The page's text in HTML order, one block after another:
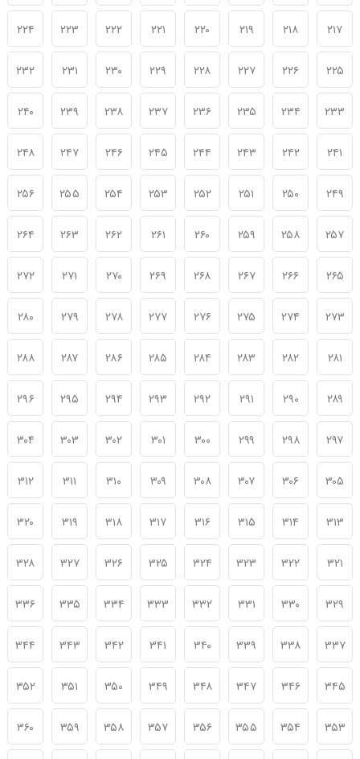
۲۱۷ ۲۱۸ ۲۱۹ ۲۲۰ ۲۲۱ ۲۲۲ ۲۲۳ ۲۲۴
۲۲۵ ۲۲۶ ۲۲۷ ۲۲۸ ۲۲۹ ۲۳۰ ۲۳۱ ۲۳۲
۲۳۳ ۲۳۴ ۲۳۵ ۲۳۶ ۲۳۷ ۲۳۸ ۲۳۹ ۲۴۰
۲۴۱ ۲۴۲ ۲۴۳ ۲۴۴ ۲۴۵ ۲۴۶ ۲۴۷ ۲۴۸
۲۴۹ ۲۵۰ ۲۵۱ ۲۵۲ ۲۵۳ ۲۵۴ ۲۵۵ ۲۵۶
۲۵۷ ۲۵۸ ۲۵۹ ۲۶۰ ۲۶۱ ۲۶۲ ۲۶۳ ۲۶۴
۲۶۵ ۲۶۶ ۲۶۷ ۲۶۸ ۲۶۹ ۲۷۰ ۲۷۱ ۲۷۲
۲۷۳ ۲۷۴ ۲۷۵ ۲۷۶ ۲۷۷ ۲۷۸ ۲۷۹ ۲۸۰
۲۸۱ ۲۸۲ ۲۸۳ ۲۸۴ ۲۸۵ ۲۸۶ ۲۸۷ ۲۸۸
۲۸۹ ۲۹۰ ۲۹۱ ۲۹۲ ۲۹۳ ۲۹۴ ۲۹۵ ۲۹۶
۲۹۷ ۲۹۸ ۲۹۹ ۳۰۰ ۳۰۱ ۳۰۲ ۳۰۳ ۳۰۴
۳۰۵ ۳۰۶ ۳۰۷ ۳۰۸ ۳۰۹ ۳۱۰ ۳۱۱ ۳۱۲
۳۱۳ ۳۱۴ ۳۱۵ ۳۱۶ ۳۱۷ ۳۱۸ ۳۱۹ ۳۲۰
۳۲۱ ۳۲۲ ۳۲۳ ۳۲۴ ۳۲۵ ۳۲۶ ۳۲۷ ۳۲۸
۳۲۹ ۳۳۰ ۳۳۱ ۳۳۲ ۳۳۳ ۳۳۴ ۳۳۵ ۳۳۶
۳۳۷ ۳۳۸ ۳۳۹ ۳۴۰ ۳۴۱ ۳۴۲ ۳۴۳ ۳۴۴
۳۴۵ ۳۴۶ ۳۴۷ ۳۴۸ ۳۴۹ ۳۵۰ ۳۵۱ ۳۵۲
۳۵۳ ۳۵۴ ۳۵۵ ۳۵۶ ۳۵۷ ۳۵۸ ۳۵۹ ۳۶۰